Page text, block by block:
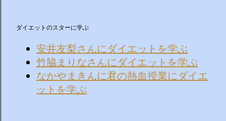
ダイエットのスターに学ぶ
安井友梨さんにダイエットを学ぶ
竹脇まりなさんにダイエットを学ぶ
なかやまきんに君の熱血授業にダイエ
ットを学ぶ